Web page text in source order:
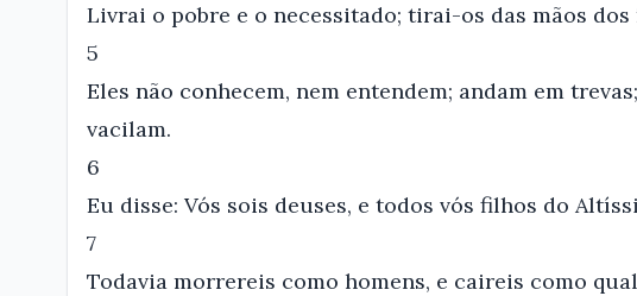
Livrai o pobre e o necessitado; tirai-os das mãos dos
5
Eles não conhecem, nem entendem; andam em
vacilam.
6
Eu disse: Vós sois deuses, e todos vós filhos do
7
Todavia morrereis como homens, e caireis como